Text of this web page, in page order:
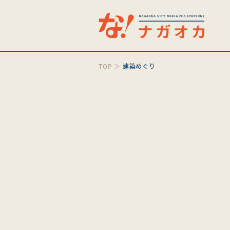
TOP ＞ 建築めぐり